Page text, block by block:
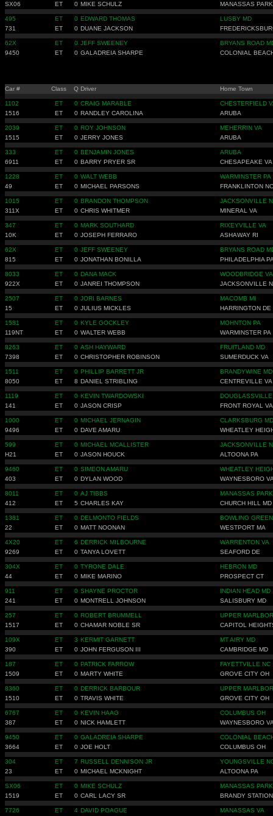
SX06
ET 0 MIKE SCHULZ MANASSAS
495 ET 0 EDWARD THOMAS
LUSBY MD
731
ET 0 DUANE JACKSON
62X ET 0 JEFF SWEENEY
BRYANS ROAD
9450
ET 0 GALADREIA SHARPE COLONIAL
Car # Class Q Driver Home Town
1102 ET 0 CRAIG MARABLE
CHESTERFIELD
1516
ET 0 RANDLEY CAROLINA ARUBA
2039 ET 0 ROY JOHNSON
MEHERRIN VA
1515
ET 0 JERRY JONES ARUBA
333 ET 0 BENJAMIN JONES
ARUBA
6911
ET 0 BARRY PRYER SR CHESAPEAKE VA
1228 ET 0 WALT WEBB
WARMINSTER PA
49
ET 0 MICHAEL PARSONS FRANKLINTON NC
1015 ET 0 BRANDON THOMPSON
JACKSONVILLE
311X
ET 0 CHRIS WHITMER MINERAL VA
347 ET 0 MARK SOUTHARD
RIXEYVILLE VA
10K
ET 0 JOSEPH FERRARO ASHAWAY RI
62X ET 0 JEFF SWEENEY
BRYANS ROAD
815
ET 0 JONATHAN BONILLA PHILADELPHIA
8033 ET 0 DANA MACK
WOODBRIDGE VA
922X
ET 0 JANREI THOMPSON JACKSONVILLE
2507 ET 0 JORI BARNES
MACOMB MI
15
ET 0 JULIUS MICKLES HARRINGTON DE
1581 ET 0 KYLE GOCKLEY
MOHNTON PA
119NT
ET 0 WALTER WEBB WARMINSTER PA
8263 ET 0 ASH HAYWARD
FRUITLAND MD
7398
ET 0 CHRISTOPHER ROBINSON SUMERDUCK VA
1511 ET 0 PHILLIP BARRETT JR
BRANDYWINE MD
8050
ET 8 DANIEL STRIBLING CENTREVILLE VA
1119 ET 0 KEVIN TWARDOWSKI
DOUGLASSVILLE
141
ET 0 JASON CRISP FRONT ROYAL VA
1000 ET 0 MICHAEL JERNAGIN
CLARKSBURG MD
9496
ET 0 DAVE AMARU WHEATLEY
599 ET 0 MICHAEL MCALLISTER
JACKSONVILLE
H21
ET 0 JASON HOUCK ALTOONA PA
9460 ET 0 SIMEON AMARU
WHEATLEY
403
ET 0 DYLAN WOOD WAYNESBORO
8011 ET 0 AJ TIBBS
MANASSAS
412
ET 5 CHARLES KAY CHURCH HILL MD
1381 ET 0 DELMONTO FIELDS
BOWLING
22
ET 0 MATT NOONAN WESTPORT MA
4X20 ET 6 DERRICK MILBOURNE
WARRENTON VA
9269
ET 0 TANYA LOVETT SEAFORD DE
304X ET 0 TYRONE DALE
HEBRON MD
44
ET 0 MIKE MARINO PROSPECT CT
911 ET 0 SHAYNE PROCTOR
INDIAN HEAD MD
241
ET 0 MONTRELL JOHNSON SALISBURY MD
257 ET 0 ROBERT BRUMMELL
UPPER
1517
ET 0 CHAMAR NOBLE SR CAPITOL
109X ET 3 KERMIT GARNETT
MT AIRY MD
390
ET 0 JOHN FERGUSON III CAMBRIDGE MD
187 ET 0 PATRICK FARROW
FAYETTVILLE NC
1509
ET 0 MARTY WHITE GROVE CITY OH
8360 ET 0 DERRICK BARBOUR
UPPER
1510
ET 0 TRAVIS WHITE GROVE CITY OH
6767 ET 0 KEVIN HAAG
COLUMBUS OH
387
ET 0 NICK HAMLETT WAYNESBORO
9450 ET 0 GALADREIA SHARPE
COLONIAL
3664
ET 0 JOE HOLT COLUMBUS OH
304 ET 7 RUSSELL DENNISON JR
YOUNGSVILLE
23
ET 0 MICHAEL MCKNIGHT ALTOONA PA
SX06 ET 0 MIKE SCHULZ
MANASSAS
1519
ET 0 CARL LACY SR BRANDY
7726 ET 4 DAVID POAGUE
MANASSAS VA